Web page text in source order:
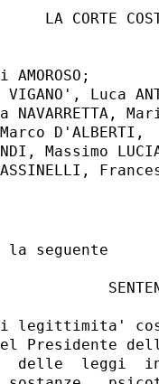
LA CORTE
Luca
NAVARRETTA,
D'ALBERTI,
Massimo